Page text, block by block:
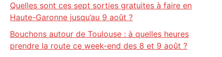
Quelles sont ces sept sorties gratuites à faire en
Haute-Garonne jusqu’au 9 août ?
Bouchons autour de Toulouse : à quelles heures
prendre la route ce week-end des 8 et 9 août ?